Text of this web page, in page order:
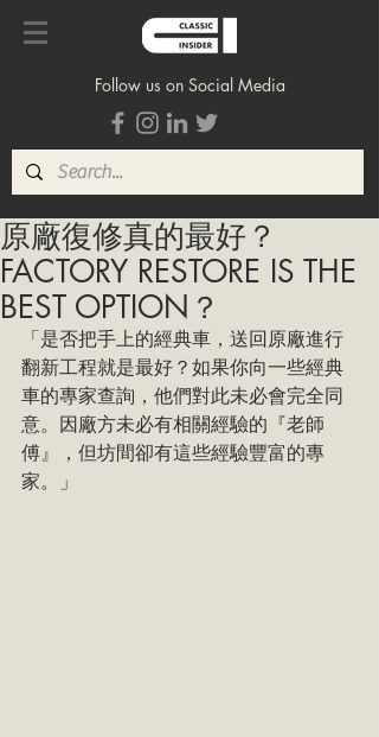
Follow us on Social Media
原廠復修真的最好？
FACTORY RESTORE IS THE
BEST OPTION？
「是否把手上的經典車，送回原廠進行
翻新工程就是最好？如果你向一些經典
車的專家查詢，他們對此未必會完全同
意。因廠方未必有相關經驗的『老師
傅』，但坊間卻有這些經驗豐富的專
家。」